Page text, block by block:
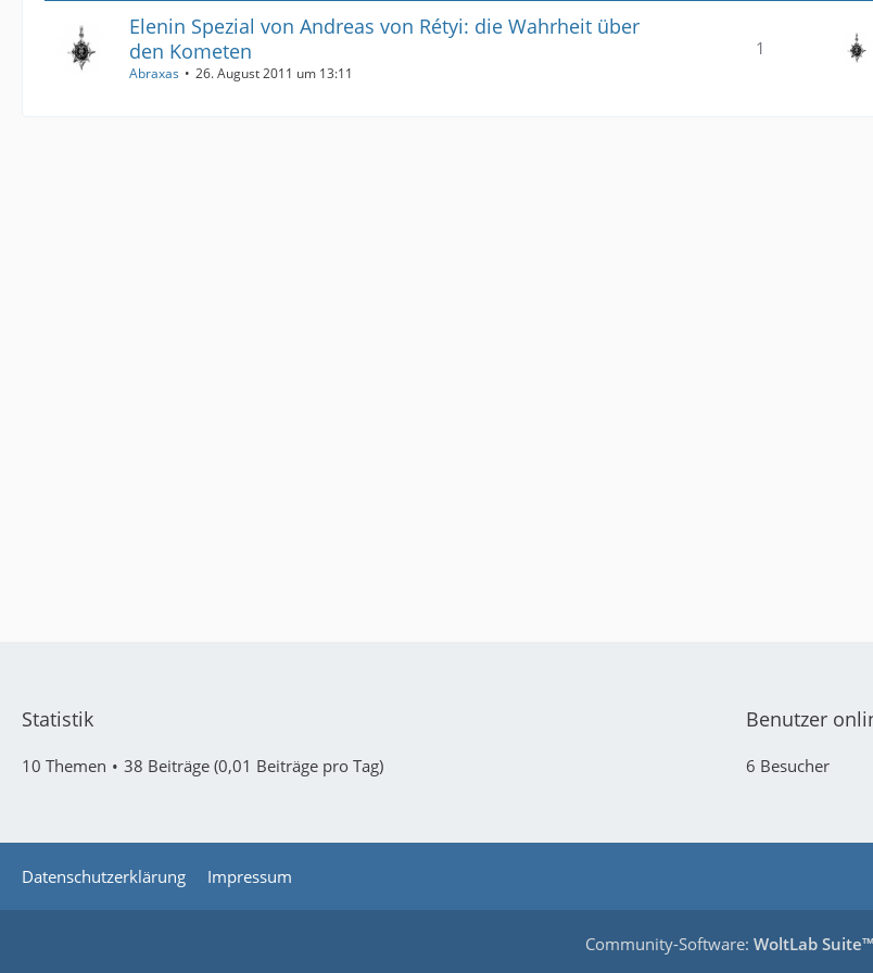
Elenin Spezial von Andreas von Rétyi: die Wahrheit über
den Kometen
Abraxas 26. August 2011 um 13:11
1
Statistik
10 Themen 38 Beiträge (0,01 Beiträge pro Tag)
Benutzer
6 Besucher
Datenschutzerklärung Impressum
Community-Software: WoltLab Suite™